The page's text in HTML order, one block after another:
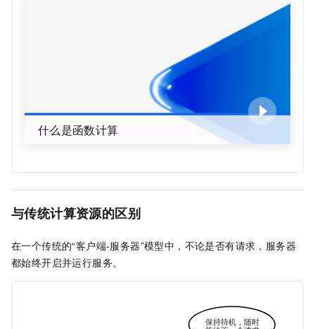
什么是函数计算
与传统计算资源的区别
在一个传统的“客户端-服务器”模型中，不论是否有请求，服务器
都始终开启并运行服务。